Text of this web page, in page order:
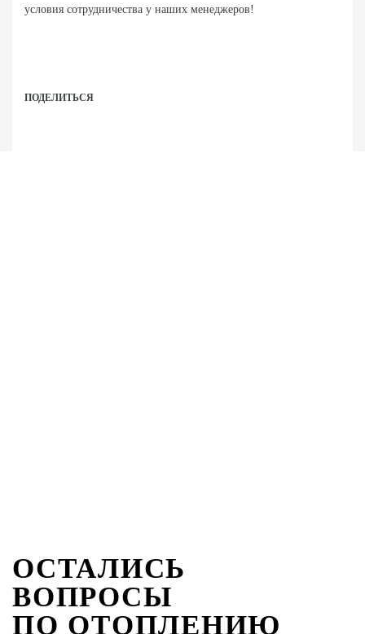
условия сотрудничества у наших менеджеров!
ПОДЕЛИТЬСЯ
ОСТАЛИСЬ
ВОПРОСЫ
ПО ОТОПЛЕНИЮ